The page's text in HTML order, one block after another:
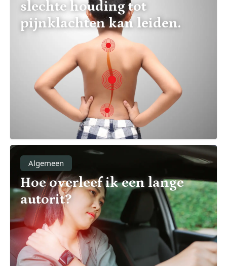
slechte houding tot
pijnklachten kan leiden.
Algemeen
Hoe overleef ik een lange
autorit?